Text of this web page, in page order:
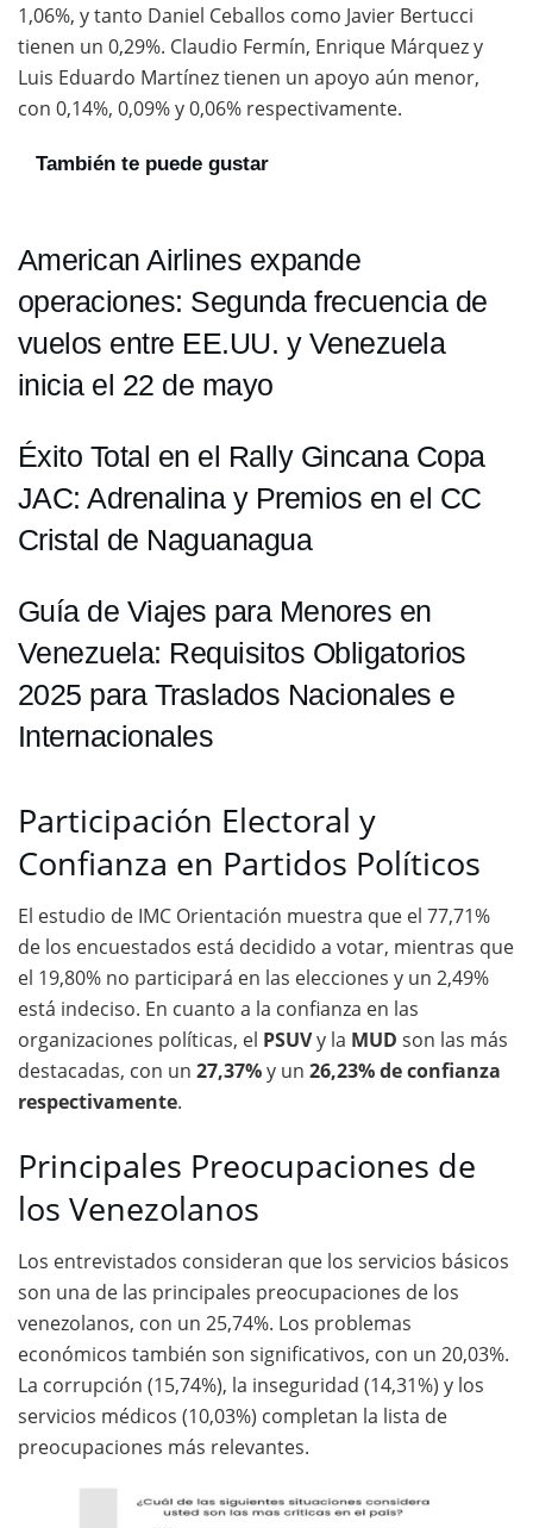
1,06%, y tanto Daniel Ceballos como Javier Bertucci
tienen un 0,29%. Claudio Fermín, Enrique Márquez y
Luis Eduardo Martínez tienen un apoyo aún menor,
con 0,14%, 0,09% y 0,06% respectivamente.
También te puede gustar
American Airlines expande
operaciones: Segunda frecuencia de
vuelos entre EE.UU. y Venezuela
inicia el 22 de mayo
Éxito Total en el Rally Gincana Copa
JAC: Adrenalina y Premios en el CC
Cristal de Naguanagua
Guía de Viajes para Menores en
Venezuela: Requisitos Obligatorios
2025 para Traslados Nacionales e
Internacionales
Participación Electoral y
Confianza en Partidos Políticos
El estudio de IMC Orientación muestra que el 77,71%
de los encuestados está decidido a votar, mientras que
el 19,80% no participará en las elecciones y un 2,49%
está indeciso. En cuanto a la confianza en las
organizaciones políticas, el PSUVy la MUD son las más
destacadas, con un 27,37%y un 26,23%de confianza
respectivamente.
Principales Preocupaciones de
los Venezolanos
Los entrevistados consideran que los servicios básicos
son una de las principales preocupaciones de los
venezolanos, con un 25,74%. Los problemas
económicos también son significativos, con un 20,03%.
La corrupción (15,74%), la inseguridad (14,31%) y los
servicios médicos (10,03%) completan la lista de
preocupaciones más relevantes.